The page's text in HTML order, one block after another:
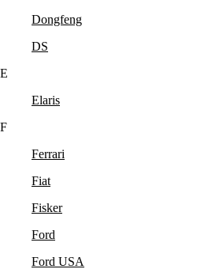
Dongfeng
DS
E
Elaris
F
Ferrari
Fiat
Fisker
Ford
Ford USA